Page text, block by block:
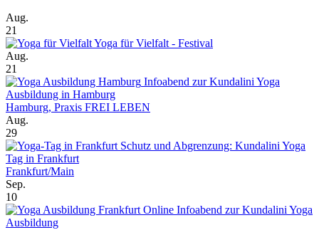
Aug.
21
Yoga für Vielfalt - Festival
Aug.
21
Infoabend zur Kundalini Yoga
Ausbildung in Hamburg
Hamburg, Praxis FREI LEBEN
Aug.
29
Schutz und Abgrenzung: Kundalini Yoga
Tag in Frankfurt
Frankfurt/Main
Sep.
10
Online Infoabend zur Kundalini Yoga
Ausbildung